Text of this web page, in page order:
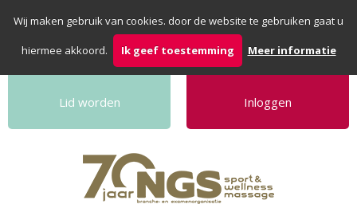
Wij maken gebruik van cookies. door de website te gebruiken gaat u
hiermee akkoord. Ik geef toestemming Meer informatie
Lid worden Inloggen